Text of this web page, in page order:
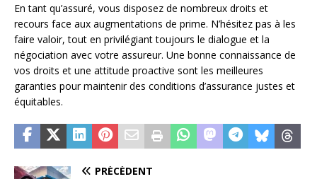
En tant qu’assuré, vous disposez de nombreux droits et
recours face aux augmentations de prime. N’hésitez pas à les
faire valoir, tout en privilégiant toujours le dialogue et la
négociation avec votre assureur. Une bonne connaissance de
vos droits et une attitude proactive sont les meilleures
garanties pour maintenir des conditions d’assurance justes et
équitables.
PRÉCÉDENT